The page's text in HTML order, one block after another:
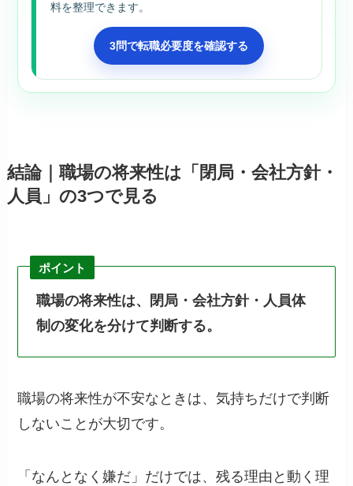
料を整理できます。
3問で転職必要度を確認する
結論｜職場の将来性は「閉局・会社方針・
人員」の3つで見る
ポイント
職場の将来性は、閉局・会社方針・人員体
制の変化を分けて判断する。
職場の将来性が不安なときは、気持ちだけで判断
しないことが大切です。
「なんとなく嫌だ」だけでは、残る理由と動く理